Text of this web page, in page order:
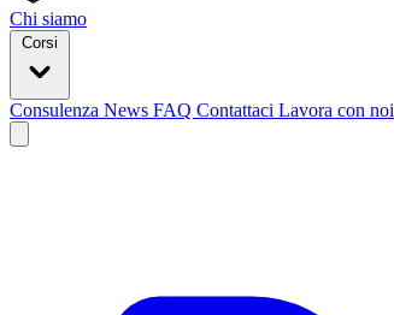
Chi siamo
Corsi
Consulenza News FAQ Contattaci Lavora con noi